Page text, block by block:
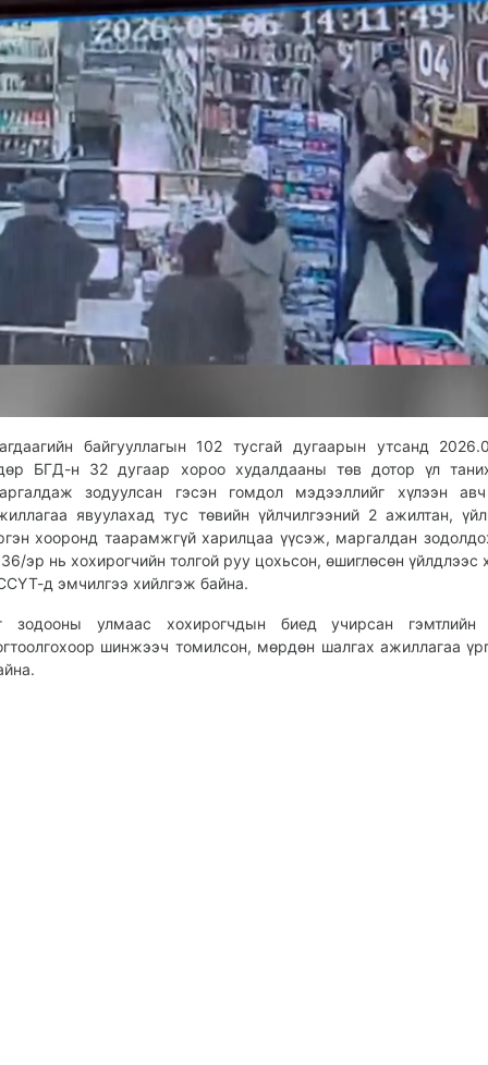
байгууллагын 102 тусгай дугаарын утсанд
БГД-н 32 дугаар хороо худалдааны төв дотор үл
зодуулсан гэсэн гомдол мэдээллийг хүлээн
явуулахад тус төвийн үйлчилгээний 2 ажилтан,
хооронд таарамжгүй харилцаа үүсэж, маргалдан
эр нь хохирогчийн толгой руу цохьсон, өшиглөсөн үйлдлээс
д эмчилгээ хийлгэж байна.
зодооны улмаас хохирогчдын биед учирсан гэмтлийн
шинжээч томилсон, мөрдөн шалгах ажиллагаа